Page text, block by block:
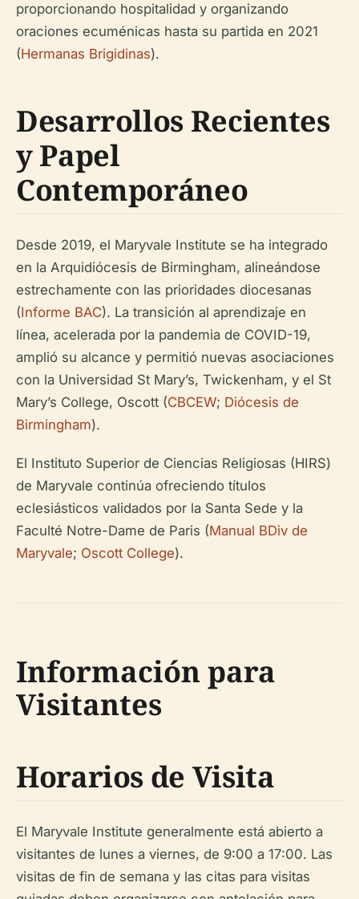
proporcionando hospitalidad y organizando
oraciones ecuménicas hasta su partida en 2021
(Hermanas Brigidinas).
Desarrollos Recientes
y Papel
Contemporáneo
Desde 2019, el Maryvale Institute se ha integrado
en la Arquidiócesis de Birmingham, alineándose
estrechamente con las prioridades diocesanas
(Informe BAC). La transición al aprendizaje en
línea, acelerada por la pandemia de COVID-19,
amplió su alcance y permitió nuevas asociaciones
con la Universidad St Mary’s, Twickenham, y el St
Mary’s College, Oscott (CBCEW; Diócesis de
Birmingham).
El Instituto Superior de Ciencias Religiosas (HIRS)
de Maryvale continúa ofreciendo títulos
eclesiásticos validados por la Santa Sede y la
Faculté Notre-Dame de Paris (Manual BDiv de
Maryvale; Oscott College).
Información para
Visitantes
Horarios de Visita
El Maryvale Institute generalmente está abierto a
visitantes de lunes a viernes, de 9:00 a 17:00. Las
visitas de fin de semana y las citas para visitas